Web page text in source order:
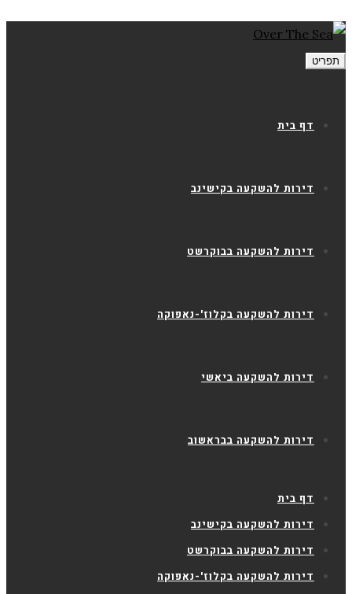
תפריט
דף בית
דירות להשקעה בקישינב
דירות להשקעה בבוקרשט
דירות להשקעה בקלוז'-נאפוקה
דירות להשקעה ביאשי
דירות להשקעה בבראשוב
דף בית
דירות להשקעה בקישינב
דירות להשקעה בבוקרשט
דירות להשקעה בקלוז'-נאפוקה